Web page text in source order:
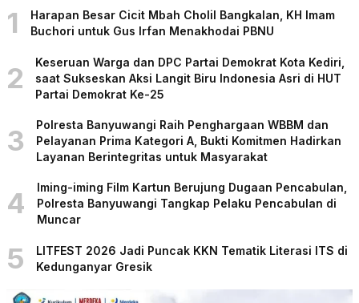
1
Harapan Besar Cicit Mbah Cholil Bangkalan, KH Imam
Buchori untuk Gus Irfan Menakhodai PBNU
2
Keseruan Warga dan DPC Partai Demokrat Kota Kediri,
saat Sukseskan Aksi Langit Biru Indonesia Asri di HUT
Partai Demokrat Ke-25
3
Polresta Banyuwangi Raih Penghargaan WBBM dan
Pelayanan Prima Kategori A, Bukti Komitmen Hadirkan
Layanan Berintegritas untuk Masyarakat
4
Iming-iming Film Kartun Berujung Dugaan Pencabulan,
Polresta Banyuwangi Tangkap Pelaku Pencabulan di
Muncar
5
LITFEST 2026 Jadi Puncak KKN Tematik Literasi ITS di
Kedunganyar Gresik